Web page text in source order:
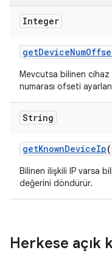
Integer
getDeviceNum
Mevcutsa bilinen
numarası ofseti
String
getKnownDeviceIp
Bilinen ilişkili IP varsa
değerini döndürür.
Herkese açık